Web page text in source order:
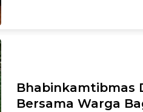
Bhabinkamtibmas
Bersama Warga